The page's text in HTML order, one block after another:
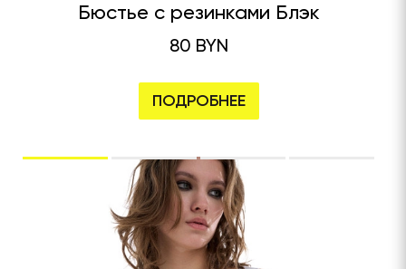
Бюстье с резинками Блэк
80 BYN
ПОДРОБНЕЕ